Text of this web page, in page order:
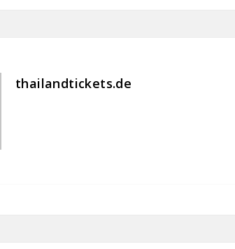
thailandtickets.de